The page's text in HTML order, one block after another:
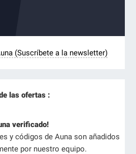
(Suscríbete a la newsletter)
las ofertas :
verificado!
y códigos de Auna son añadidos
por nuestro equipo.